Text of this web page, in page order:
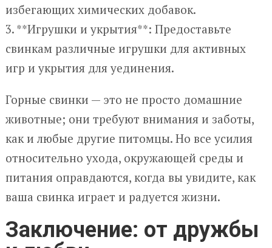
избегающих химических добавок.
3. **Игрушки и укрытия**: Предоставьте
свинкам различные игрушки для активных
игр и укрытия для уединения.
Горные свинки — это не просто домашние
животные; они требуют внимания и заботы,
как и любые другие питомцы. Но все усилия
относительно ухода, окружающей среды и
питания оправдаются, когда вы увидите, как
ваша свинка играет и радуется жизни.
Заключение: от дружбы